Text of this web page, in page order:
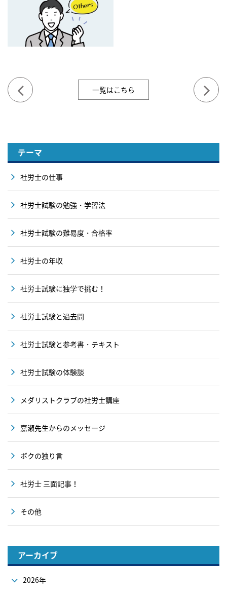
一覧はこちら
テーマ
社労士の仕事
社労士試験の勉強・学習法
社労士試験の難易度・合格率
社労士の年収
社労士試験に独学で挑む！
社労士試験と過去問
社労士試験と参考書・テキスト
社労士試験の体験談
メダリストクラブの社労士講座
嘉瀬先生からのメッセージ
ボクの独り言
社労士 三面記事！
その他
アーカイブ
2026年